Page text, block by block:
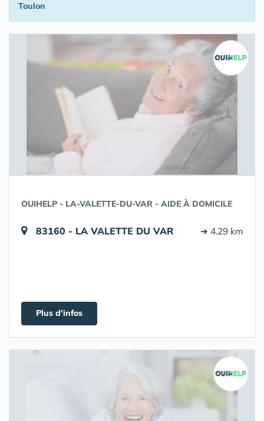
Toulon
OUIHELP - LA-VALETTE-DU-VAR - AIDE À DOMICILE
83160 - LA VALETTE DU VAR ➔ 4.29 km
Plus d'infos